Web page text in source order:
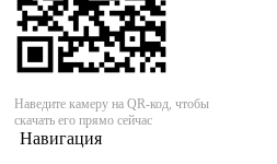
Наведите камеру на QR-код, чтобы
скачать его прямо сейчас
Навигация